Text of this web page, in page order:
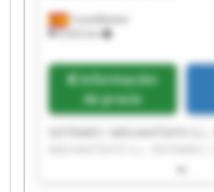
Castellbisbal
9,423 km
Información
de precio
SISTEMES I MECANITZATS S.L.